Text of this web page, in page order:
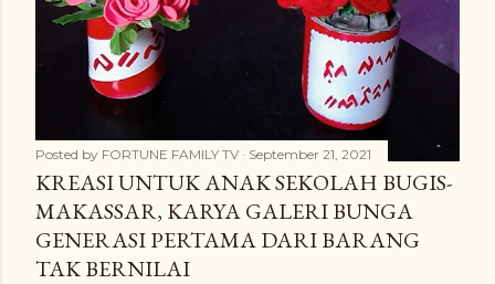
Posted by FORTUNE FAMILY TV September 21, 2021
KREASI UNTUK ANAK SEKOLAH BUGIS-
MAKASSAR, KARYA GALERI BUNGA
GENERASI PERTAMA DARI BARANG
TAK BERNILAI